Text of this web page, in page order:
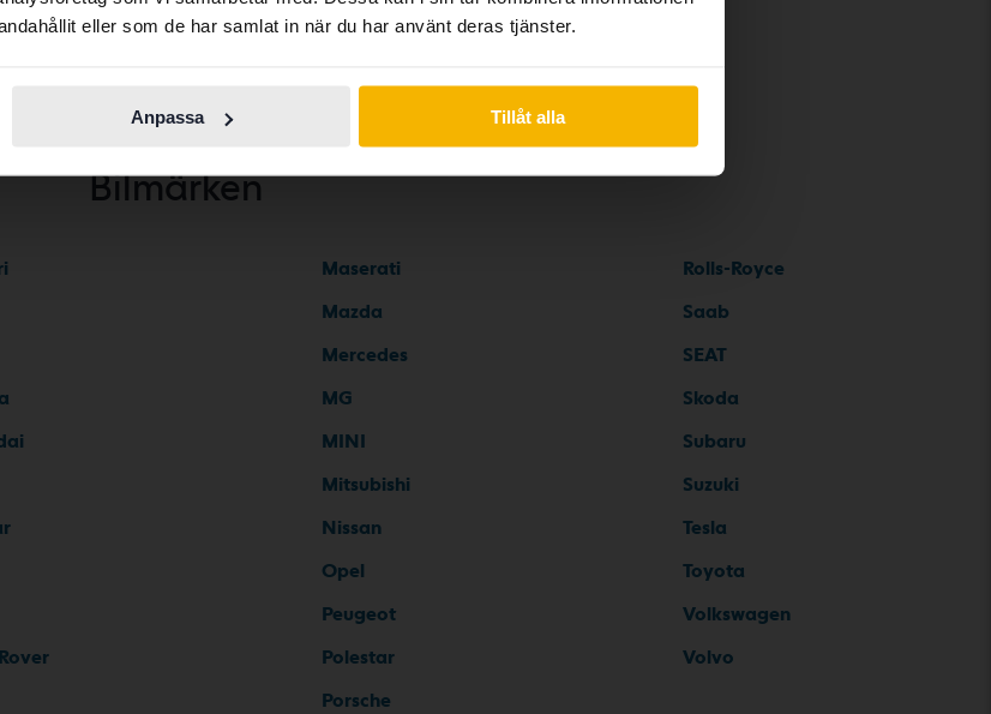
eller som de har samlat in när du har använt deras tjänster.
Anpassa Tillåt alla
Bilmärken
Maserati
Mazda
Mercedes
MG
MINI
Mitsubishi
Nissan
Opel
Peugeot
Polestar
Porsche
Rolls-Royce
Saab
SEAT
Skoda
Subaru
Suzuki
Tesla
Toyota
Volkswagen
Volvo
Continue in